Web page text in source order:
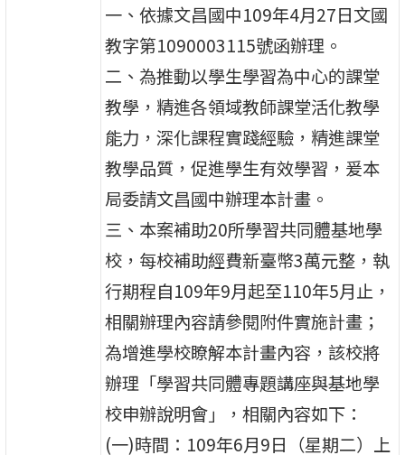
一、依據文昌國中109年4月27日文國
教字第1090003115號函辦理。
二、為推動以學生學習為中心的課堂
教學，精進各領域教師課堂活化教學
能力，深化課程實踐經驗，精進課堂
教學品質，促進學生有效學習，爰本
局委請文昌國中辦理本計畫。
三、本案補助20所學習共同體基地學
校，每校補助經費新臺幣3萬元整，執
行期程自109年9月起至110年5月止，
相關辦理內容請參閱附件實施計畫；
為增進學校瞭解本計畫內容，該校將
辦理「學習共同體專題講座與基地學
校申辦說明會」，相關內容如下：
(一)時間：109年6月9日（星期二）上